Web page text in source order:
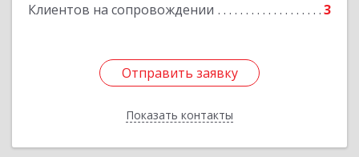
Клиентов на сопровождении 3
Отправить заявку
Показать контакты
Отправить заявку
Назад